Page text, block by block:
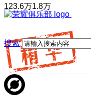
搜索
123.6万1.8万